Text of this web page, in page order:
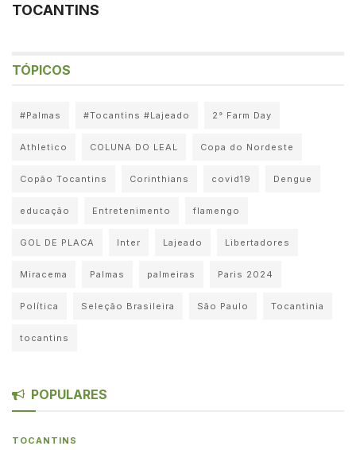
TOCANTINS
TÓPICOS
#Palmas #Tocantins #Lajeado 2° Farm Day
Athletico COLUNA DO LEAL Copa do Nordeste
Copão Tocantins Corinthians covid19 Dengue
educação Entretenimento flamengo
GOL DE PLACA Inter Lajeado Libertadores
Miracema Palmas palmeiras Paris 2024
Política Seleção Brasileira São Paulo Tocantinia
tocantins
POPULARES
TOCANTINS